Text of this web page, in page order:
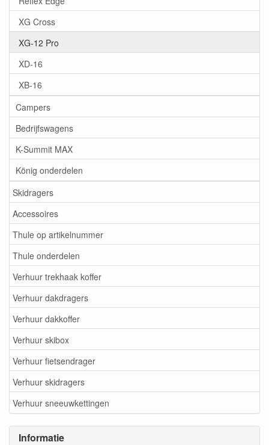
XG Cross
XG-12 Pro
XD-16
XB-16
Campers
Bedrijfswagens
K-Summit MAX
König onderdelen
Skidragers
Accessoires
Thule op artikelnummer
Thule onderdelen
Verhuur trekhaak koffer
Verhuur dakdragers
Verhuur dakkoffer
Verhuur skibox
Verhuur fietsendrager
Verhuur skidragers
Verhuur sneeuwkettingen
Informatie